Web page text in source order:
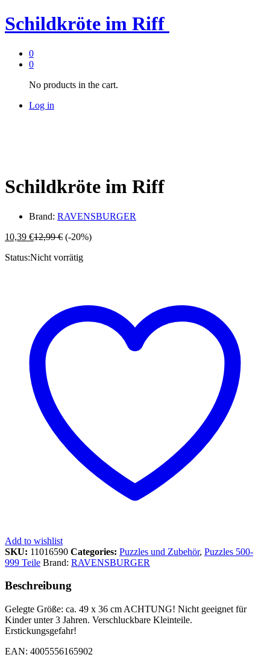
Schildkröte im Riff
0
0
No products in the cart.
Log in
Schildkröte im Riff
Brand: RAVENSBURGER
10,39 €12,99€ (-20%)
Status:Nicht vorrätig
Add to wishlist
SKU: 11016590 Categories: Puzzles und Zubehör, Puzzles 500-
999 Teile Brand: RAVENSBURGER
Beschreibung
Gelegte Größe: ca. 49 x 36 cm ACHTUNG! Nicht geeignet für
Kinder unter 3 Jahren. Verschluckbare Kleinteile.
Erstickungsgefahr!
EAN: 4005556165902